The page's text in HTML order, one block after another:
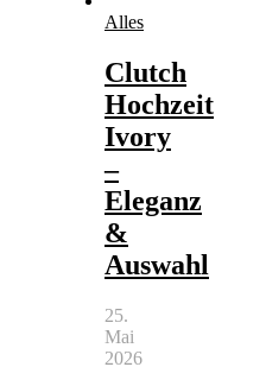
Alles
Clutch
Hochzeit
Ivory
–
Eleganz
&
Auswahl
25.
Mai
2026